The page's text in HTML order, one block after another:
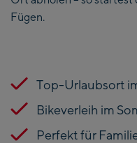
Fügen.
Top-Urlaubsort
Bikeverleih im
Perfekt für